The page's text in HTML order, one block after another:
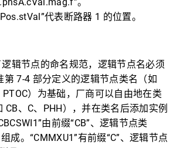
代表断路器 1 的位置。
辑节点的命名规范，逻辑节点名必须
第 7-4 部分定义的逻辑节点类名（如
PTOC）为基础，厂商可以自由地在类
CB、C、PHH），并在类名后添加实例
由前缀“CB”、逻辑节点类
成。“CMMXU1”有前缀“C”、逻辑节点